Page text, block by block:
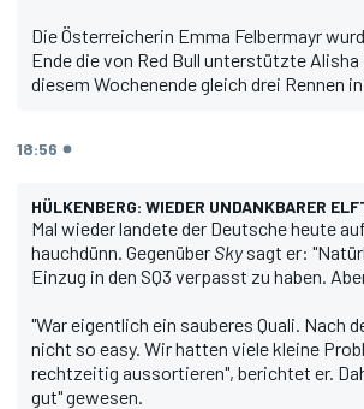
Die Österreicherin Emma Felbermayr
Ende die von Red Bull unterstützte
diesem Wochenende gleich drei Rennen
18:56
HÜLKENBERG: WIEDER UNDANKBARER
Mal wieder landete der Deutsche heute
hauchdünn. GegenüberSkysagt er:
Einzug in den SQ3 verpasst zu haben.
"War eigentlich ein sauberes Quali. Nach
nicht so easy. Wir hatten viele kleine
rechtzeitig aussortieren", berichtet er.
gut" gewesen.